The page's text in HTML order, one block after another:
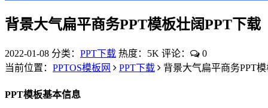
背景大气扁平商务PPT模板壮阔PPT下载
2022-01-08 分类： PPT下载 热度：5K 评论：
0
当前位置： PPTOS模板网 PPT下载 背景大气扁平商务PPT
PPT模板基本信息